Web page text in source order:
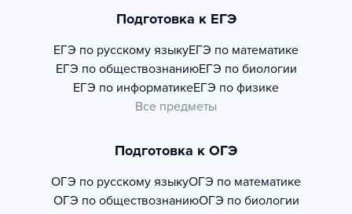
Подготовка к ЕГЭ
ЕГЭ по русскому языкуЕГЭ по математике
ЕГЭ по обществознаниюЕГЭ по биологии
ЕГЭ по информатикеЕГЭ по физике
Все предметы
Подготовка к ОГЭ
ОГЭ по русскому языкуОГЭ по математике
ОГЭ по обществознаниюОГЭ по биологии